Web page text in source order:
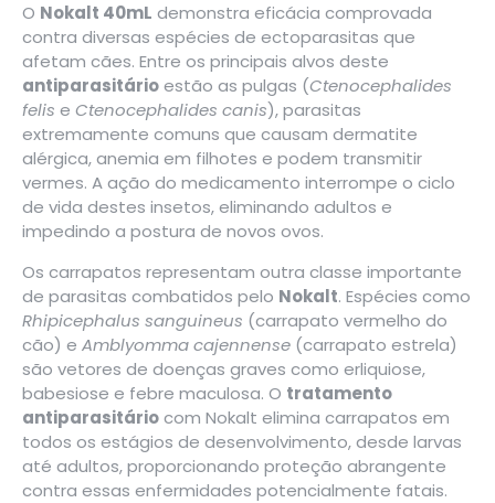
O Nokalt 40mL demonstra eficácia comprovada
contra diversas espécies de ectoparasitas que
afetam cães. Entre os principais alvos deste
antiparasitárioestão as pulgas (Ctenocephalides
felis e Ctenocephalides canis), parasitas
extremamente comuns que causam dermatite
alérgica, anemia em filhotes e podem transmitir
vermes. A ação do medicamento interrompe o ciclo
de vida destes insetos, eliminando adultos e
impedindo a postura de novos ovos.
Os carrapatos representam outra classe importante
de parasitas combatidos pelo Nokalt. Espécies como
Rhipicephalus sanguineus (carrapato vermelho do
cão) e Amblyomma cajennense (carrapato estrela)
são vetores de doenças graves como erliquiose,
babesiose e febre maculosa. O tratamento
antiparasitáriocom Nokalt elimina carrapatos em
todos os estágios de desenvolvimento, desde larvas
até adultos, proporcionando proteção abrangente
contra essas enfermidades potencialmente fatais.